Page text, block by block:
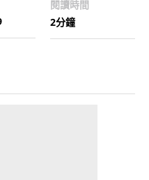
閱讀時間
2分鐘